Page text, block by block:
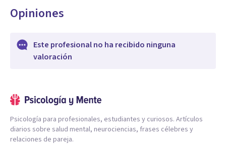
Opiniones
Este profesional no ha recibido ninguna
valoración
Psicología para profesionales, estudiantes y curiosos. Artículos
diarios sobre salud mental, neurociencias, frases célebres y
relaciones de pareja.